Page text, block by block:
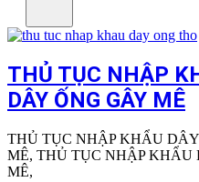
THỦ TỤC NHẬP
DÂY ỐNG GÂY MÊ
THỦ TỤC NHẬP KHẨU
MÊ, THỦ TỤC NHẬP KHẨU
MÊ,